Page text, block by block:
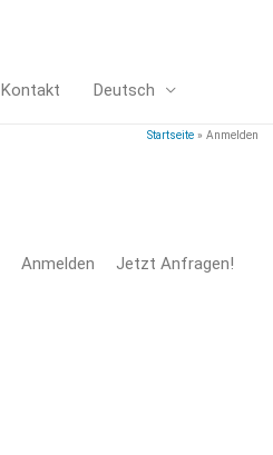
Kontakt Deutsch
Startseite Anmelden
Anmelden Jetzt Anfragen!